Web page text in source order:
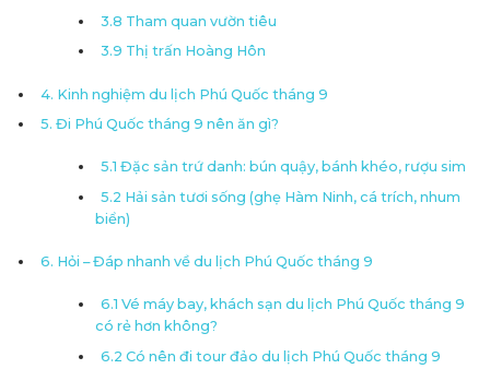
3.8 Tham quan vườn tiêu
3.9 Thị trấn Hoàng Hôn
4. Kinh nghiệm du lịch Phú Quốc tháng 9
5. Đi Phú Quốc tháng 9 nên ăn gì?
5.1 Đặc sản trứ danh: bún quậy, bánh khéo, rượu sim
5.2 Hải sản tươi sống (ghẹ Hàm Ninh, cá trích, nhum
biển)
6. Hỏi – Đáp nhanh về du lịch Phú Quốc tháng 9
6.1 Vé máy bay, khách sạn du lịch Phú Quốc tháng 9
có rẻ hơn không?
6.2 Có nên đi tour đảo du lịch Phú Quốc tháng 9